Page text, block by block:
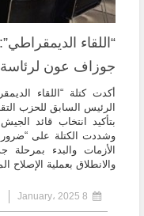
“اللقاء
جوزاف عون لرئاسة
أكدت كتلة “اللقاء
الرئيس السابق للحزب
بتأكيد انتخاب قائد
وشددت الكتلة على
الأزمات والبدء
والانطلاق بعملية الإصلاح